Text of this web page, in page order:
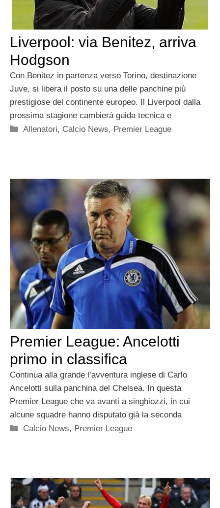
Liverpool: via Benitez, arriva
Hodgson
Con Benitez in partenza verso Torino, destinazione
Juve, si libera il posto su una delle panchine più
prestigiose del continente europeo. Il Liverpool dalla
prossima stagione cambierà guida tecnica e
Categorie
Allenatori, Calcio News, Premier League
Premier League: Ancelotti
primo in classifica
Continua alla grande l’avventura inglese di Carlo
Ancelotti sulla panchina del Chelsea. In questa
Premier League che va avanti a singhiozzi, in cui
alcune squadre hanno disputato già la seconda
Categorie
Calcio News, Premier League